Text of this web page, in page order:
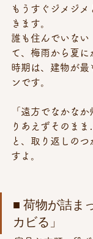
もうすぐジメジメ
きます。
誰も住んでいない
て、梅雨から夏に
時期は、建物が最
ンです。
「遠方でなかな
りあえずそのま
と、取り返しのつ
すよ。
■ 荷物が詰ま
カビる」